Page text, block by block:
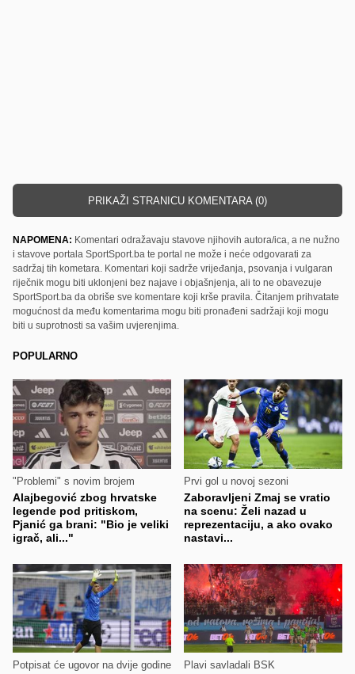
PRIKAŽI STRANICU KOMENTARA (0)
NAPOMENA: Komentari odražavaju stavove njihovih autora/ica, a ne nužno
i stavove portala SportSport.ba te portal ne može i neće odgovarati za
sadržaj tih kometara. Komentari koji sadrže vrijeđanja, psovanja i vulgaran
riječnik mogu biti uklonjeni bez najave i objašnjenja, ali to ne obavezuje
SportSport.ba da obriše sve komentare koji krše pravila. Čitanjem prihvatate
mogućnost da među komentarima mogu biti pronađeni sadržaji koji mogu
biti u suprotnosti sa vašim uvjerenjima.
POPULARNO
"Problemi" s novim brojem
Alajbegović zbog hrvatske
legende pod pritiskom,
Pjanić ga brani: "Bio je veliki
igrač, ali..."
Prvi gol u novoj sezoni
Zaboravljeni Zmaj se vratio
na scenu: Želi nazad u
reprezentaciju, a ako ovako
nastavi...
Potpisat će ugovor na dvije godine Plavi savladali BSK